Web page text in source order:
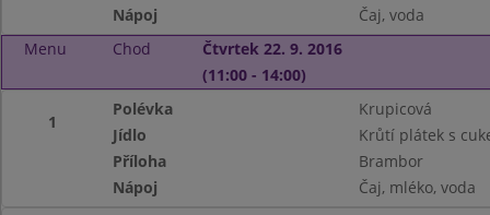
Nápoj
Čaj, voda
Menu
Chod
Čtvrtek 22. 9. 2016
(11:00 - 14:00)
1
Polévka
Krupicová
Jídlo
Krůtí plátek s
Příloha
Brambor
Nápoj
Čaj, mléko, voda